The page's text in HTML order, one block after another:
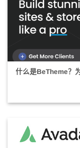
什么是BeTheme？